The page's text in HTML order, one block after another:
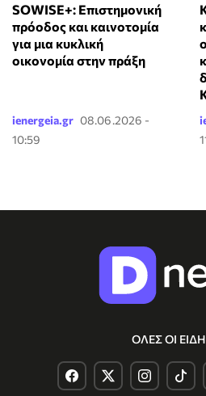
SOWISE+: Επιστημονική
πρόοδος και καινοτομία
για μια κυκλική
οικονομία στην πράξη
ienergeia.gr 08.06.2026 -
10:59
ΟΛΕΣ ΟΙ